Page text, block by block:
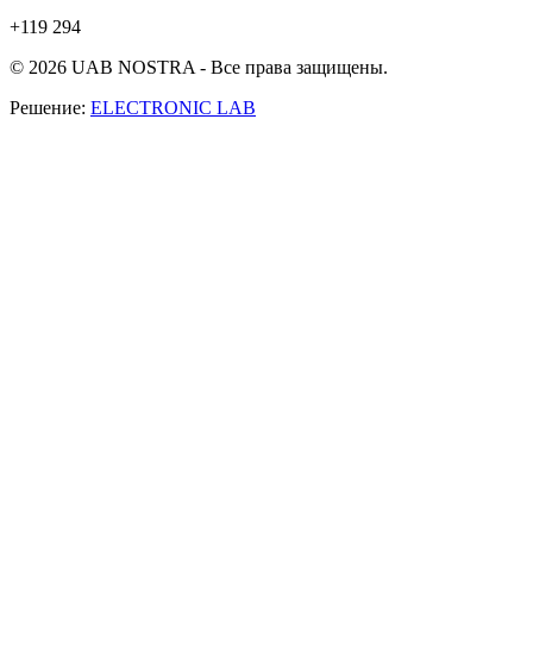
+119 294
© 2026 UAB NOSTRA - Все права защищены.
Решение: ELECTRONIC LAB